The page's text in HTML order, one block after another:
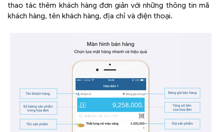
thao tác thêm khách hàng đơn giản với những thông tin mã
khách hàng, tên khách hàng, địa chỉ và điện thoại.